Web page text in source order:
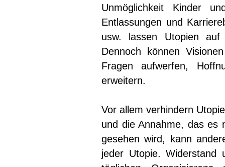
Unmöglichkeit Kinder
Entlassungen und
usw. lassen Utopien auf
Dennoch können
Fragen aufwerfen,
erweitern.
Vor allem verhindern
und die Annahme, das es
gesehen wird, kann
jeder Utopie. Widerstand